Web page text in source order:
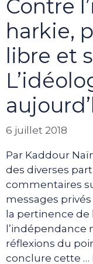
Contre
harkie,
libre et
6 juillet 2018
Par Kaddour
des diverses
commentaires
messages
la pertinence de
l’indépendance
réflexions du
conclure cette …